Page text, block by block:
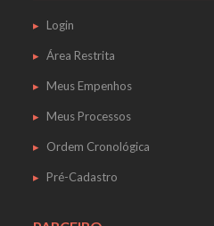
Login
Área Restrita
Meus Empenhos
Meus Processos
Ordem Cronológica
Pré-Cadastro